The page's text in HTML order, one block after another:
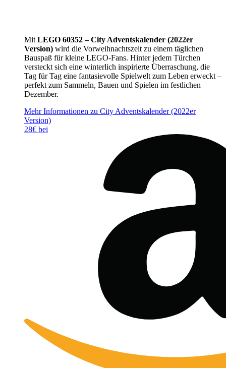
Mit LEGO 60352 – City Adventskalender (2022er
Version) wird die Vorweihnachtszeit zu einem täglichen
Bauspaß für kleine LEGO-Fans. Hinter jedem Türchen
versteckt sich eine winterlich inspirierte Überraschung, die
Tag für Tag eine fantasievolle Spielwelt zum Leben erweckt –
perfekt zum Sammeln, Bauen und Spielen im festlichen
Dezember.
Mehr Informationen zu City Adventskalender (2022er
Version)
28€ bei